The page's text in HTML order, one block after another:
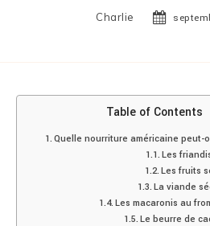
Charlie
Table of Contents
Quelle nourriture américaine peut-
Les
Les fruits
La viande
Les macaronis au
Le beurre de